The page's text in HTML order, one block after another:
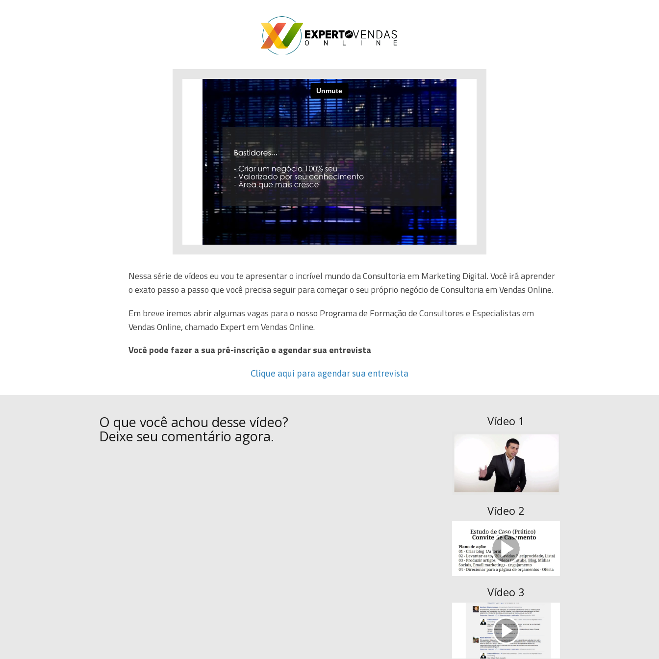
Nessa série de vídeos eu vou te apresentar o incrível mundo da Consultoria em Marketing Digital. Você irá aprender
o exato passo a passo que você precisa seguir para começar o seu próprio negócio de Consultoria em Vendas Online.
Em breve iremos abrir algumas vagas para o nosso Programa de Formação de Consultores e Especialistas em
Vendas Online, chamado Expert em Vendas Online.
Você pode fazer a sua pré-inscrição e agendar sua entrevista
Clique aqui para agendar sua entrevista
O que você achou desse vídeo?
Deixe seu comentário agora.
Vídeo 1
Vídeo 2
Vídeo 3